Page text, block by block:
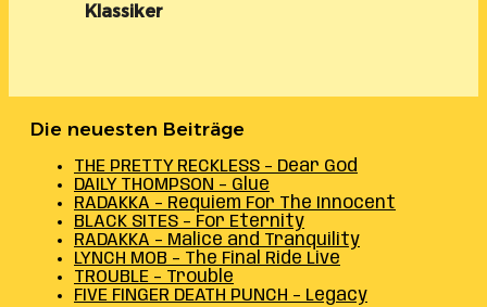
Klassiker
Die neuesten Beiträge
THE PRETTY RECKLESS – Dear God
DAILY THOMPSON – Glue
RADAKKA – Requiem For The Innocent
BLACK SITES – For Eternity
RADAKKA – Malice and Tranquility
LYNCH MOB – The Final Ride Live
TROUBLE – Trouble
FIVE FINGER DEATH PUNCH – Legacy